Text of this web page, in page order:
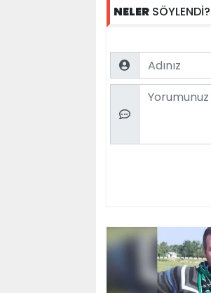
NELERSÖYLENDİ?
Name
Comment